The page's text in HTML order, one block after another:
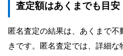
査定額はあくまでも目安
匿名査定の結果は、あくまで
きです。匿名査定では、詳細な